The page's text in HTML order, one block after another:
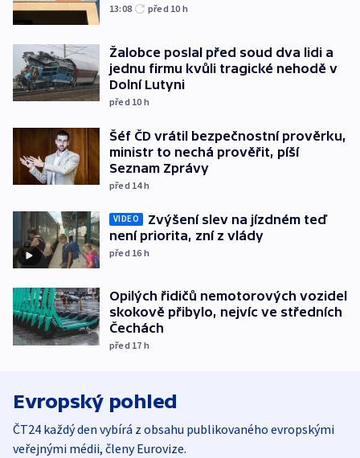
13:08 před 10 h
Žalobce poslal před soud dva lidi a
jednu firmu kvůli tragické nehodě v
Dolní Lutyni
před 10 h
Šéf ČD vrátil bezpečnostní prověrku,
ministr to nechá prověřit, píší
Seznam Zprávy
před 14h
VIDEO
Zvýšení slev na jízdném teď
není priorita, zní z vlády
před 16 h
Opilých řidičů nemotorových vozidel
skokově přibylo, nejvíc ve středních
Čechách
před 17 h
Evropský pohled
ČT24 každý den vybírá z obsahu publikovaného evropskými
veřejnými médii, členy Eurovize.